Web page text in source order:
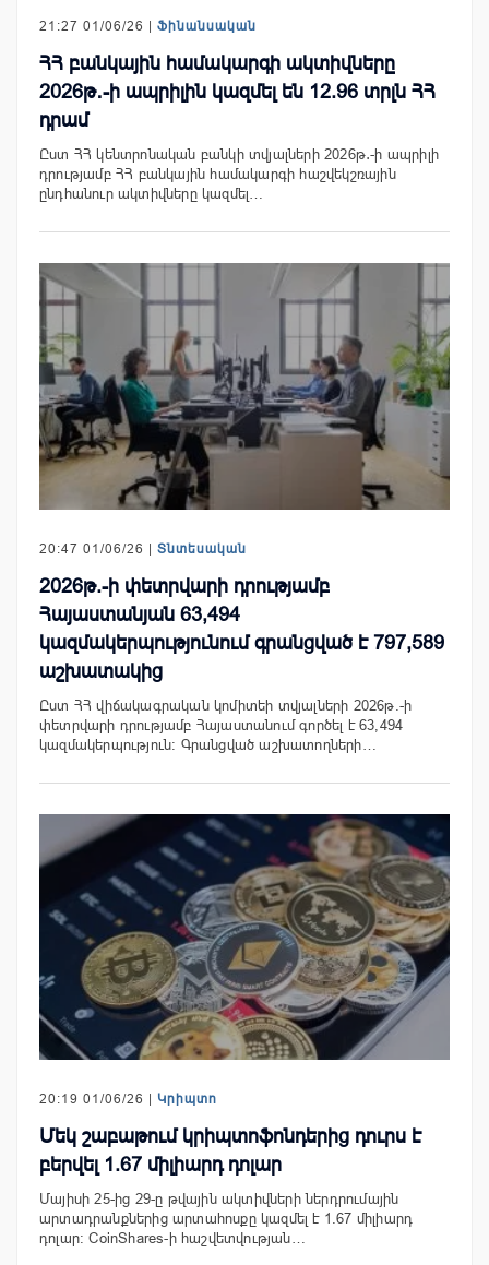
21:27 01/06/26 | Ֆինանսական
ՀՀ բանկային համակարգի ակտիվները
2026թ․-ի ապրիլին կազմել են 12.96 տրլն ՀՀ
դրամ
Ըստ ՀՀ կենտրոնական բանկի տվյալների 2026թ․-ի ապրիլի
դրությամբ ՀՀ բանկային համակարգի հաշվեկշռային
ընդհանուր ակտիվները կազմել…
20:47 01/06/26 | Տնտեսական
2026թ.-ի փետրվարի դրությամբ
Հայաստանյան 63,494
կազմակերպությունում գրանցված է 797,589
աշխատակից
Ըստ ՀՀ վիճակագրական կոմիտեի տվյալների 2026թ.-ի
փետրվարի դրությամբ Հայաստանում գործել է 63,494
կազմակերպություն։ Գրանցված աշխատողների…
20:19 01/06/26 | Կրիպտո
Մեկ շաբաթում կրիպտոֆոնդերից դուրս է
բերվել 1.67 միլիարդ դոլար
Մայիսի 25-ից 29-ը թվային ակտիվների ներդրումային
արտադրանքներից արտահոսքը կազմել է 1.67 միլիարդ
դոլար: CoinShares-ի հաշվետվության…